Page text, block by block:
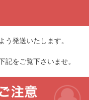
う発送いたします。
をご覧下さいませ。